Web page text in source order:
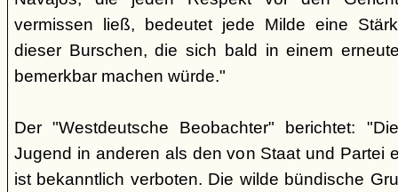
vermissen ließ, bedeutet jede Milde eine
dieser Burschen, die sich bald in einem
bemerkbar machen würde."
Der "Westdeutsche Beobachter" berichtet:
Jugend in anderen als den von Staat und Partei
ist bekanntlich verboten. Die wilde bündische